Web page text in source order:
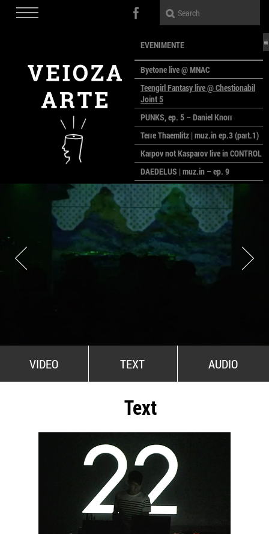
EVENIMENTE
Byetone live @ MNAC
Teengirl Fantasy live @ Chestionabil
Joint 5
PUNKS, ep. 5 – Daniel Knorr
Terre Thaemlitz | muz.in ep.3 (part.1)
Karpov not Kasparov live in CONTROL
DAEDELUS | muz.in – ep. 9
LALELE, LALELE – prima premieră a
anului la MACAZ
CinePOLSKA – filme poloneze la
București
PEOPLE OF ROMANIA se lansează la
galeria Simeza
All Stars For Outernational
VIDEO TEXT AUDIO
Text